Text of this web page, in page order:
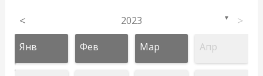
< 2023 ▼ >
Янв Фев Мар Апр